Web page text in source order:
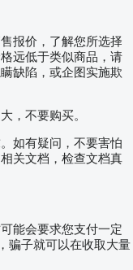
报价，了解您所选择
远低于类似商品，请
缺陷，或企图实施欺
，不要购买。
如有疑问，不要害怕
关文档，检查文档真
能会要求您支付一定
骗子就可以在收取大量